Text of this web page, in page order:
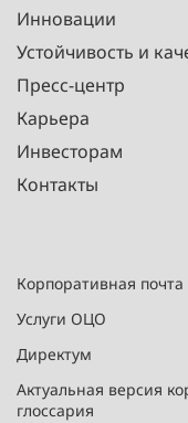
Инновации
Устойчивость и
Пресс-центр
Карьера
Инвесторам
Контакты
Корпоративная почта
Услуги ОЦО
Директум
Актуальная версия
глоссария